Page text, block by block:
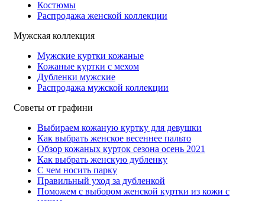
Костюмы
Распродажа женской коллекции
Мужская коллекция
Мужские куртки кожаные
Кожаные куртки с мехом
Дубленки мужские
Распродажа мужской коллекции
Советы от графини
Выбираем кожаную куртку для девушки
Как выбрать женское весеннее пальто
Обзор кожаных курток сезона осень 2021
Как выбрать женскую дубленку
С чем носить парку
Правильный уход за дубленкой
Поможем с выбором женской куртки из кожи с